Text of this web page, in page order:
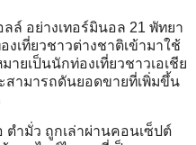
ล์ อย่างเทอร์มินอล 21 พัทยา
เที่ยวชาวต่างชาติเข้ามาใช้
ยเป็นนักท่องเที่ยวชาวเอเชีย
สามารถดันยอดขายที่เพิ่มขึ้น
ำมั่ว ถูกเล่าผ่านคอนเซ็ปต์